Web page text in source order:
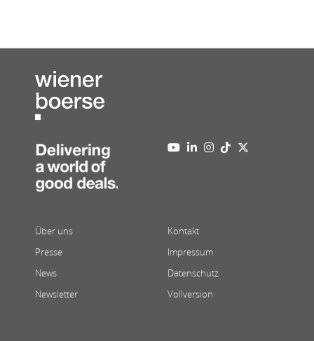
Über uns
Presse
News
Newsletter
Kontakt
Impressum
Datenschutz
Vollversion